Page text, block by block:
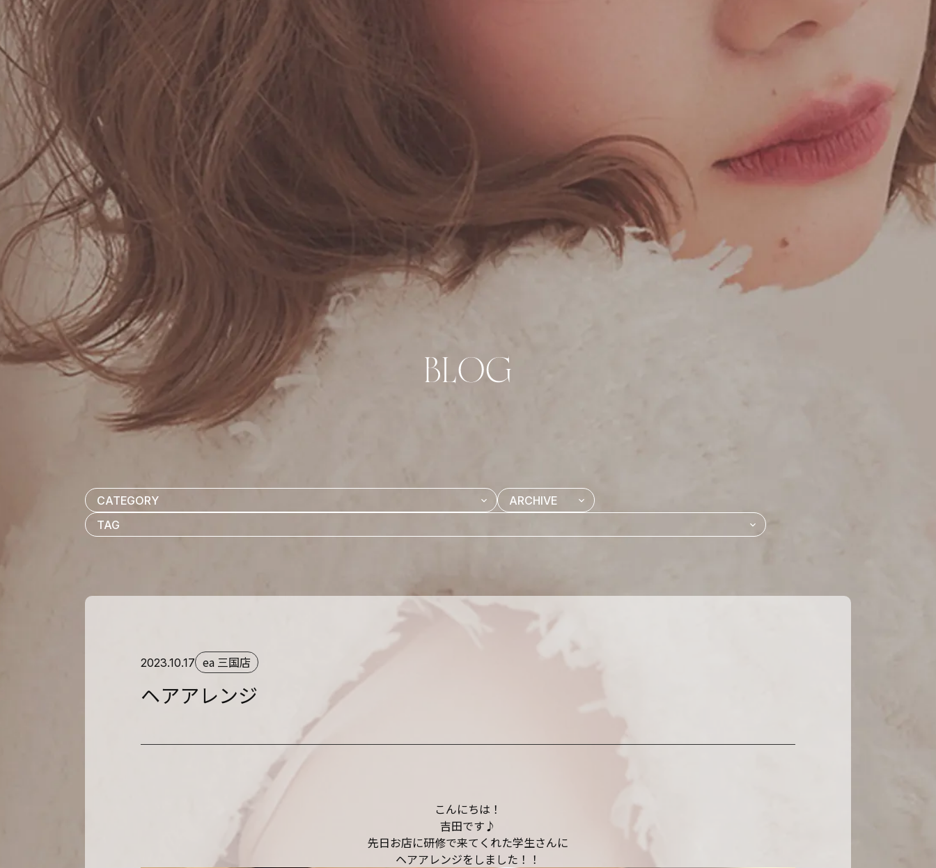
2023.10.17 ea 三国店
ヘアアレンジ
こんにちは！
吉田です♪
先日お店に研修で来てくれた学生さんに
ヘアアレンジをしました！！